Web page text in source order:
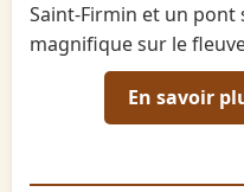
Saint-Firmin et un
magnifique sur le
En savoir